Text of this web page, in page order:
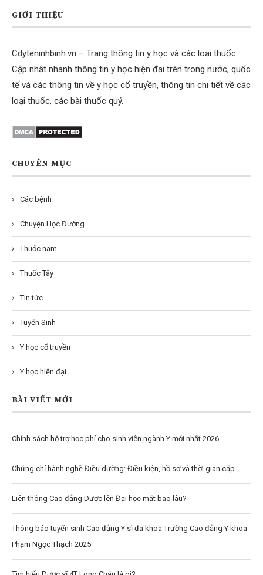
GIỚI THIỆU
Cdyteninhbinh.vn – Trang thông tin y học và các loại thuốc:
Cập nhật nhanh thông tin y học hiện đại trên trong nước, quốc
tế và các thông tin về y học cổ truyền, thông tin chi tiết về các
loại thuốc, các bài thuốc quý.
CHUYÊN MỤC
Các bệnh
Chuyện Học Đường
Thuốc nam
Thuốc Tây
Tin tức
Tuyển Sinh
Y học cổ truyền
Y học hiện đại
BÀI VIẾT MỚI
Chính sách hỗ trợ học phí cho sinh viên ngành Y mới nhất 2026
Chứng chỉ hành nghề Điều dưỡng: Điều kiện, hồ sơ và thời gian cấp
Liên thông Cao đẳng Dược lên Đại học mất bao lâu?
Thông báo tuyển sinh Cao đẳng Y sĩ đa khoa Trường Cao đẳng Y khoa
Phạm Ngọc Thạch 2025